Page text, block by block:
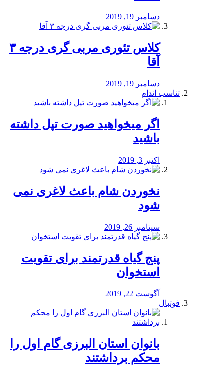
دسامبر 19, 2019
کلاس تئوری مربی گری درجه ۳
آقا
دسامبر 19, 2019
تناسب اندام
اگر میخواهید صورت تپل داشته
باشید
اکتبر 3, 2019
نخوردن شام باعث لاغری نمی
‌شود
سپتامبر 26, 2019
پنج گیاه قدرتمند برای تقویت
استخوان
آگوست 22, 2019
فوتبال
بانوان استان البرزی گام اول را
محكم برداشتند